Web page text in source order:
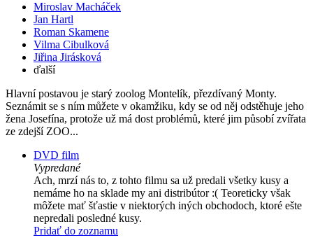
Miroslav Macháček
Jan Hartl
Roman Skamene
Vilma Cibulková
Jiřina Jirásková
ďalší
Hlavní postavou je starý zoolog Montelík, přezdívaný Monty.
Seznámit se s ním můžete v okamžiku, kdy se od něj odstěhuje jeho
žena Josefína, protože už má dost problémů, které jim působí zvířata
ze zdejší ZOO...
DVD film
Vypredané
Ach, mrzí nás to, z tohto filmu sa už predali všetky kusy a
nemáme ho na sklade my ani distribútor :( Teoreticky však
môžete mať šťastie v niektorých iných obchodoch, ktoré ešte
nepredali posledné kusy.
Pridať do zoznamu